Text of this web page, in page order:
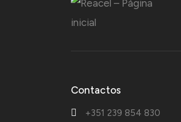
Contactos
+351 239 854 830